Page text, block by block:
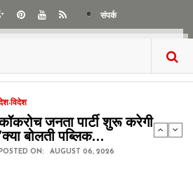
संपर्क
विदेश
जनता पार्टी शुरू करेगी
'क्या बोलती पब्लिक…
POSTED ON: AUGUST 06, 2026